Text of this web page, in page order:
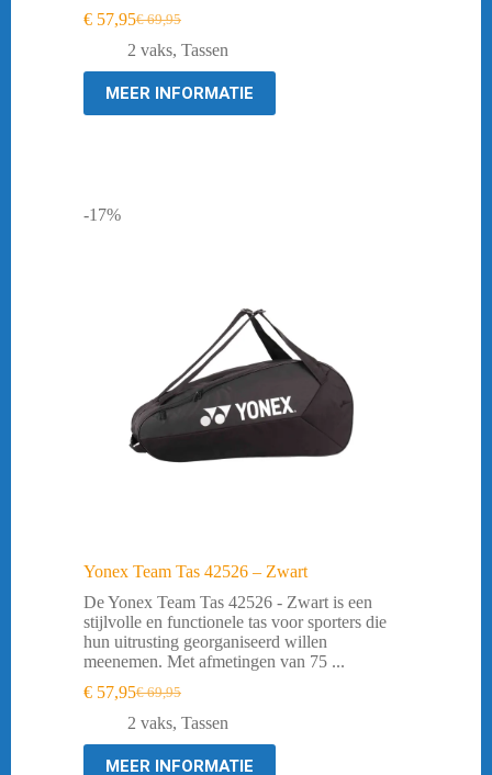
€69,95
Oorspronkelijke
prijs
was:
€ 69,95.
€ 57,95Huidige
prijs
is:
€ 57,95.
2 vaks, Tassen
MEER INFORMATIE
-17%
Yonex Team Tas 42526 – Zwart
De Yonex Team Tas 42526 - Zwart is een
stijlvolle en functionele tas voor sporters die
hun uitrusting georganiseerd willen
meenemen. Met afmetingen van 75 ...
€69,95
Oorspronkelijke
prijs
was:
€ 69,95.
€ 57,95Huidige
prijs
is:
€ 57,95.
2 vaks, Tassen
MEER INFORMATIE